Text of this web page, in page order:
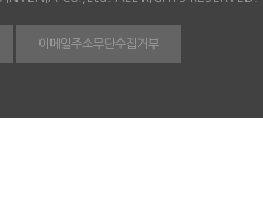
이메일주소무단수집거부